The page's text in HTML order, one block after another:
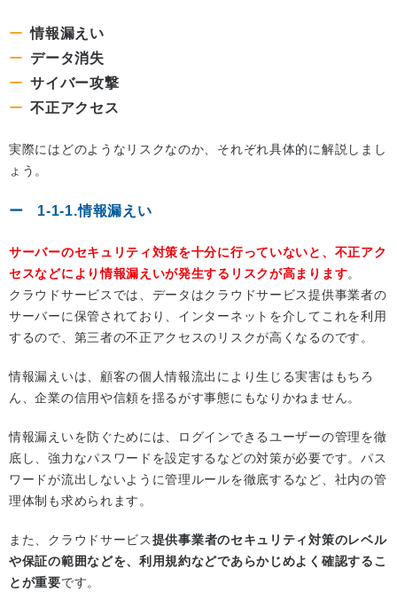
情報漏えい
データ消失
サイバー攻撃
不正アクセス
実際にはどのようなリスクなのか、それぞれ具体的に解説しまし
ょう。
1-1-1.情報漏えい
サーバーのセキュリティ対策を十分に行っていないと、不正アク
セスなどにより情報漏えいが発生するリスクが高まります。
クラウドサービスでは、データはクラウドサービス提供事業者の
サーバーに保管されており、インターネットを介してこれを利用
するので、第三者の不正アクセスのリスクが高くなるのです。
情報漏えいは、顧客の個人情報流出により生じる実害はもちろ
ん、企業の信用や信頼を揺るがす事態にもなりかねません。
情報漏えいを防ぐためには、ログインできるユーザーの管理を徹
底し、強力なパスワードを設定するなどの対策が必要です。パス
ワードが流出しないように管理ルールを徹底するなど、社内の管
理体制も求められます。
また、クラウドサービス提供事業者のセキュリティ対策のレベル
や保証の範囲などを、利用規約などであらかじめよく確認するこ
とが重要です。